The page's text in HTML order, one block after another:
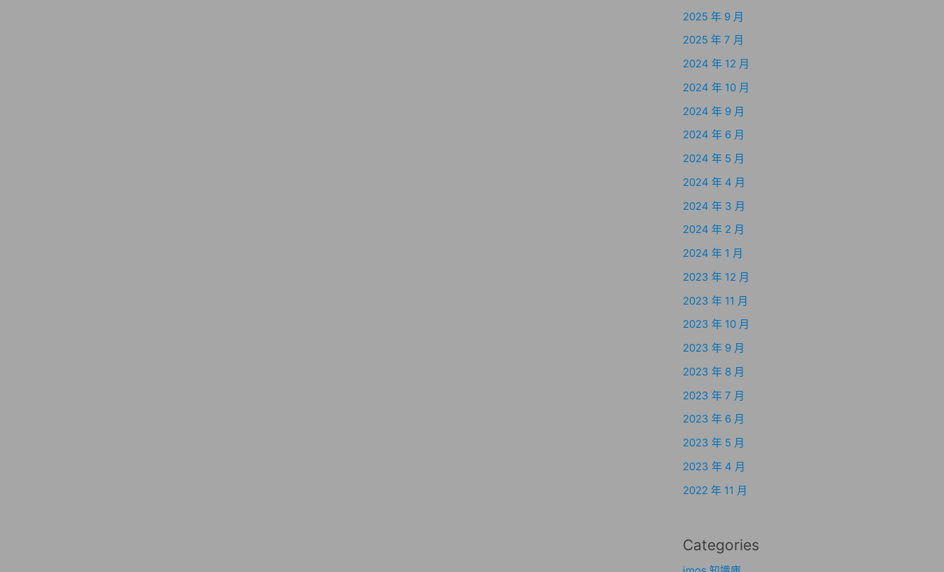
2025 年 9 月
2025 年 7 月
2024 年 12 月
2024 年 10 月
2024 年 9 月
2024 年 6 月
2024 年 5 月
2024 年 4 月
2024 年 3 月
2024 年 2 月
2024 年 1 月
2023 年 12 月
2023 年 11 月
2023 年 10 月
2023 年 9 月
2023 年 8 月
2023 年 7 月
2023 年 6 月
2023 年 5 月
2023 年 4 月
2022 年 11 月
Categories